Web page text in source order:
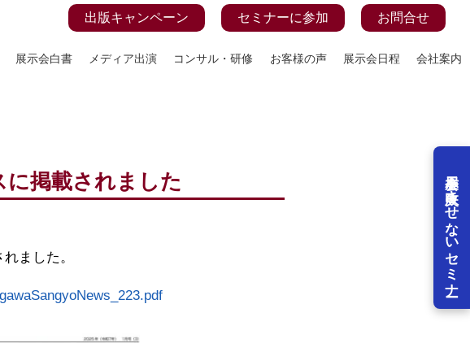
展示会を失敗させないセミナー
出版キャンペーン セミナーに参加 お問合せ
展示会白書 メディア出演 コンサル・研修 お客様の声 展示会日程 会社案内
に掲載されました
ました。